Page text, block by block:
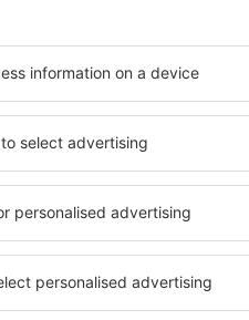
Court Hotel
€
07 august 2026, 2
Vedeţi mai multe oferte în